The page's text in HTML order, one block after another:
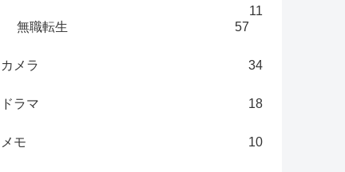
11
無職転生
57
カメラ 34
ドラマ 18
メモ 10